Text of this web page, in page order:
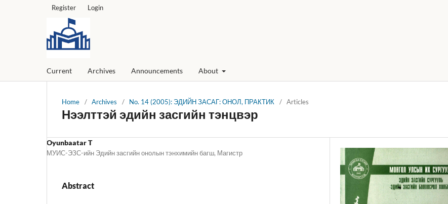
Current Archives Announcements About
Register Login
Home / Archives / No. 14 (2005): ЭДИЙН ЗАСАГ: ОНОЛ, ПРАКТИК / Articles
Нээлттэй эдийн засгийн тэнцвэр
Oyunbaatar T
МУИС-ЭЗС-ийн Эдийн засгийн онолын тэнхимийн багш, Магистр
Abstract